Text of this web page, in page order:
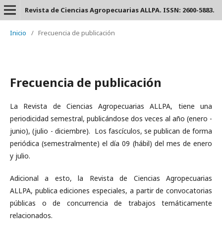
Revista de Ciencias Agropecuarias ALLPA. ISSN: 2600-5883.
Inicio / Frecuencia de publicación
Frecuencia de publicación
La Revista de Ciencias Agropecuarias ALLPA, tiene una
periodicidad semestral, publicándose dos veces al año (enero -
junio), (julio - diciembre). Los fascículos, se publican de forma
periódica (semestralmente) el día 09 (hábil) del mes de enero
y julio.
Adicional a esto, la Revista de Ciencias Agropecuarias
ALLPA, publica ediciones especiales, a partir de convocatorias
públicas o de concurrencia de trabajos temáticamente
relacionados.